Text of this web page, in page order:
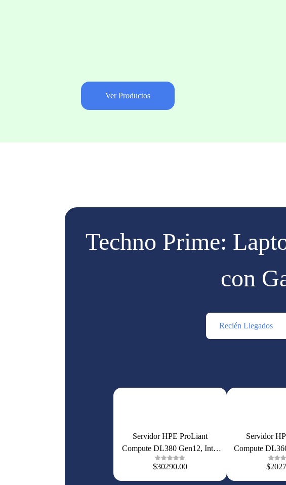
Ver Productos
Techno Prime:
con
Recién Llegados
Servidor HPE ProLiant
Compute DL380 Gen12, Intel
Xeon 6520P 24 Núcleos, 128
GB DDR5, 8SFF, NVMe
$30290.00
Servidor
Compute
1U, Intel
Núcleos, 64